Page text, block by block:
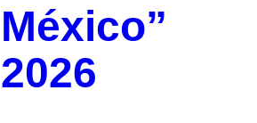
México”
2026